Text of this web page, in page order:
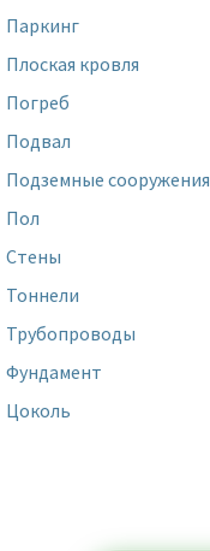
Паркинг
Плоская кровля
Погреб
Подвал
Подземные сооружения
Пол
Стены
Тоннели
Трубопроводы
Фундамент
Цоколь